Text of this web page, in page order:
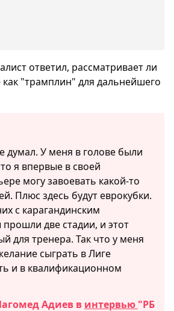
ответил, рассматривает ли
как "трамплин" для дальнейшего
думал. У меня в голове были
я впервые в своей
могу завоевать какой-то
Плюс здесь будут еврокубки.
с карагандинским
две стадии, и этот
для тренера. Так что у меня
сыграть в Лиге
и в квалификационном
Адиев в интервью "РБ